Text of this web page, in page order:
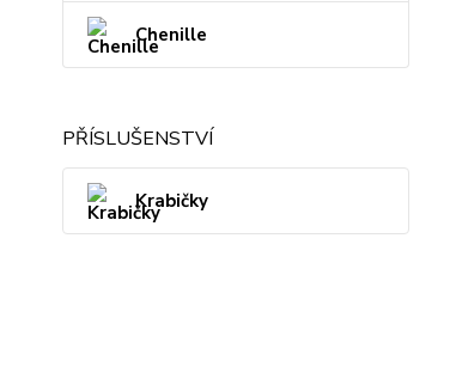
Chenille
PŘÍSLUŠENSTVÍ
Krabičky